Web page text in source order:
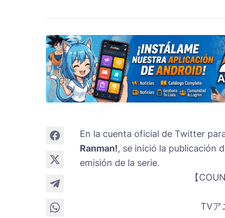
En la cuenta oficial de Twitter
Ranman!, se inició la publicación
emisión de la serie.
【
TVア